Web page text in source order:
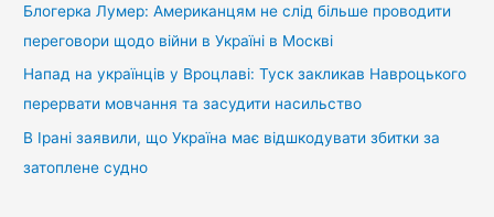
Блогерка Лумер: Американцям не слід більше проводити
переговори щодо війни в Україні в Москві
Напад на українців у Вроцлаві: Туск закликав Навроцького
перервати мовчання та засудити насильство
В Ірані заявили, що Україна має відшкодувати збитки за
затоплене судно